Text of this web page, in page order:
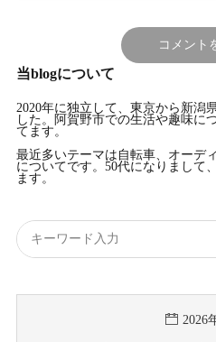
当blogについて
2020年に独立して、東京から新潟
した。阿賀野市での生活や趣味に
てます。
最近多いテーマは自転車、オーデ
についてです。50代になりまして
ます。
2026